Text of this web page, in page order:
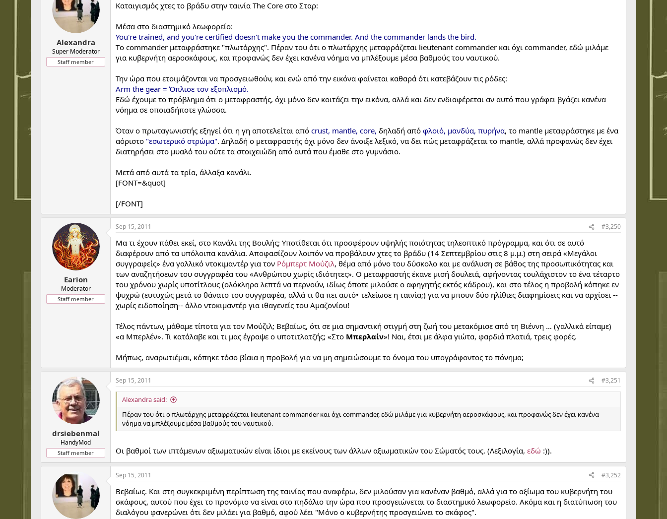
Alexandra
Super Moderator
Staff member
Καταιγισμός χτες το βράδυ στην ταινία The Core στο Σταρ:
Μέσα στο διαστημικό λεωφορείο:
You're trained, and you're certified doesn't make you the commander. And the commander lands the bird.
Τo commander μεταφράστηκε "πλωτάρχης". Πέραν του ότι ο πλωτάρχης μεταφράζεται lieutenant commander και όχι commander, εδώ μιλάμε
για κυβερνήτη αεροσκάφους, και προφανώς δεν έχει κανένα νόημα να μπλέξουμε μέσα βαθμούς του ναυτικού.
Την ώρα που ετοιμάζονται να προσγειωθούν, και ενώ από την εικόνα φαίνεται καθαρά ότι κατεβάζουν τις ρόδες:
Arm the gear = Όπλισε τον εξοπλισμό.
Εδώ έχουμε το πρόβλημα ότι ο μεταφραστής, όχι μόνο δεν κοιτάζει την εικόνα, αλλά και δεν ενδιαφέρεται αν αυτό που γράφει βγάζει κανένα
νόημα σε οποιαδήποτε γλώσσα.
Όταν ο πρωταγωνιστής εξηγεί ότι η γη αποτελείται από crust, mantle, core, δηλαδή από φλοιό, μανδύα, πυρήνα, το mantle μεταφράστηκε με ένα
αόριστο "εσωτερικό στρώμα". Δηλαδή ο μεταφραστής όχι μόνο δεν άνοιξε λεξικό, να δει πώς μεταφράζεται το mantle, αλλά προφανώς δεν έχει
διατηρήσει στο μυαλό του ούτε τα στοιχειώδη από αυτά που έμαθε στο γυμνάσιο.
Μετά από αυτά τα τρία, άλλαξα κανάλι.
[FONT=&quot]
[/FONT]
Earion
Moderator
Staff member
Sep 15, 2011 #3,250
Μα τι έχουν πάθει εκεί, στο Κανάλι της Βουλής; Υποτίθεται ότι προσφέρουν υψηλής ποιότητας τηλεοπτικό πρόγραμμα, και ότι σε αυτό
διαφέρουν από τα υπόλοιπα κανάλια. Αποφασίζουν λοιπόν να προβάλουν χτες το βράδυ (14 Σεπτεμβρίου στις 8 μ.μ.) στη σειρά «Μεγάλοι
συγγραφείς» ένα γαλλικό ντοκιμαντέρ για τον Ρόμπερτ Μούζιλ, θέμα από μόνο του δύσκολο και με ανάλυση σε βάθος της προσωπικότητας και
των αναζητήσεων του συγγραφέα του «Ανθρώπου χωρίς ιδιότητες». Ο μεταφραστής έκανε μισή δουλειά, αφήνοντας τουλάχιστον το ένα τέταρτο
του χρόνου χωρίς υποτίτλους (ολόκληρα λεπτά να περνούν, ιδίως όποτε μιλούσε ο αφηγητής εκτός κάδρου), και στο τέλος η προβολή κόπηκε εν
ψυχρώ (ευτυχώς μετά το θάνατο του συγγραφέα, αλλά τι θα πει αυτό• τελείωσε η ταινία;) για να μπουν δύο ηλίθιες διαφημίσεις και να αρχίσει --
χωρίς ειδοποίηση-- άλλο ντοκιμαντέρ για ιθαγενείς του Αμαζονίου!
Τέλος πάντων, μάθαμε τίποτα για τον Μούζιλ; Βεβαίως, ότι σε μια σημαντική στιγμή στη ζωή του μετακόμισε από τη Βιέννη … (γαλλικά είπαμε)
«α Μπερλέν». Τι κατάλαβε και τι μας έγραψε ο υποτιτλατζής; «Στο Μπερλαίν»! Ναι, έτσι με άλφα γιώτα, φαρδιά πλατιά, τρεις φορές.
Μήπως, αναρωτιέμαι, κόπηκε τόσο βίαια η προβολή για να μη σημειώσουμε το όνομα του υπογράφοντος το πόνημα;
drsiebenmal
HandyMod
Staff member
Sep 15, 2011 #3,251
Alexandra said:
Πέραν του ότι ο πλωτάρχης μεταφράζεται lieutenant commander και όχι commander, εδώ μιλάμε για κυβερνήτη αεροσκάφους, και προφανώς δεν έχει κανένα
νόημα να μπλέξουμε μέσα βαθμούς του ναυτικού.
Οι βαθμοί των ιπτάμενων αξιωματικών είναι ίδιοι με εκείνους των άλλων αξιωματικών του Σώματός τους. (Λεξιλογία, εδώ :)).
Sep 15, 2011 #3,252
Βεβαίως. Και στη συγκεκριμένη περίπτωση της ταινίας που αναφέρω, δεν μιλούσαν για κανέναν βαθμό, αλλά για το αξίωμα του κυβερνήτη του
σκάφους, αυτού που έχει το προνόμιο να είναι στο πηδάλιο την ώρα που προσγειώνεται το διαστημικό λεωφορείο. Ακόμα και η διατύπωση του
διαλόγου φανερώνει ότι δεν μιλάει για βαθμό, αφού λέει "Μόνο ο κυβερνήτης προσγειώνει το σκάφος".